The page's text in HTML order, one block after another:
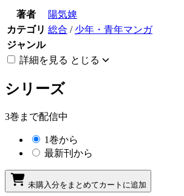
著者
陽気婢
カテゴリ 総合 / 少年・青年マンガ
ジャンル
詳細を見る とじる
シリーズ
3巻まで配信中
1巻から
最新刊から
未購入分をまとめてカートに追加